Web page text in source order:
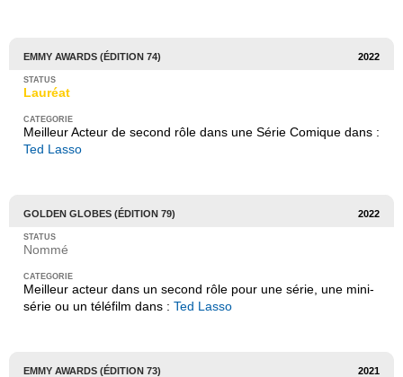
EMMY AWARDS (ÉDITION 74) 2022
Lauréat
Meilleur Acteur de second rôle dans une Série Comique dans :
Ted Lasso
GOLDEN GLOBES (ÉDITION 79) 2022
Nommé
Meilleur acteur dans un second rôle pour une série, une mini-
série ou un téléfilm dans : Ted Lasso
EMMY AWARDS (ÉDITION 73) 2021